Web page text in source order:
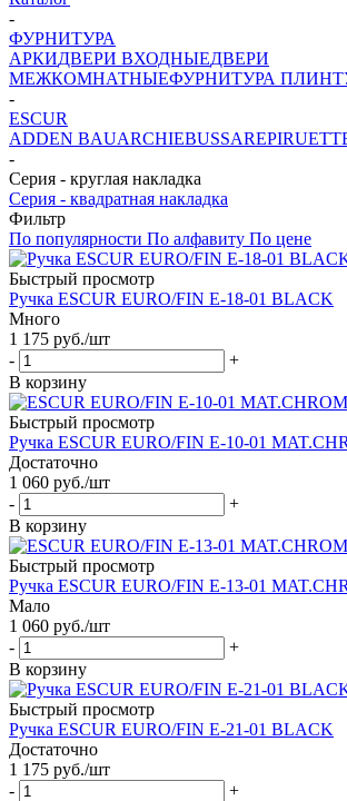
-
ФУРНИТУРА
АРКИДВЕРИ ВХОДНЫЕДВЕРИ
МЕЖКОМНАТНЫЕФУРНИТУРА
-
ESCUR
ADDEN BAUARCHIEBUSSARE
-
Серия - круглая накладка
Серия - квадратная накладка
Фильтр
По популярности По алфавиту По цене
Быстрый просмотр
Ручка ESCUR EURO/FIN E-18-01 BLACK
Много
1 175 руб./шт
-
+
В корзину
Быстрый просмотр
Ручка ESCUR EURO/FIN E-10-01
Достаточно
1 060 руб./шт
-
+
В корзину
Быстрый просмотр
Ручка ESCUR EURO/FIN E-13-01
Мало
1 060 руб./шт
-
+
В корзину
Быстрый просмотр
Ручка ESCUR EURO/FIN E-21-01 BLACK
Достаточно
1 175 руб./шт
-
+